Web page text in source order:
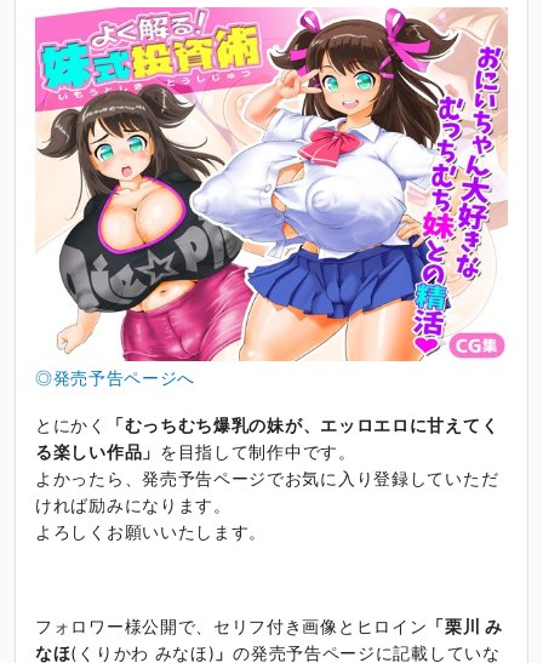
◎発売予告ページへ
とにかく
「むっちむち爆乳の妹が、エッロエロに甘えてく
る楽しい作品」 を目指して制作中です。
よかったら、発売予告ページでお気に入り登録していただ
ければ励みになります。
よろしくお願いいたします。
フォロワー様公開で、セリフ付き画像とヒロイン 「栗川 み
なほ(くりかわ みなほ) 」の発売予告ページに記載していな